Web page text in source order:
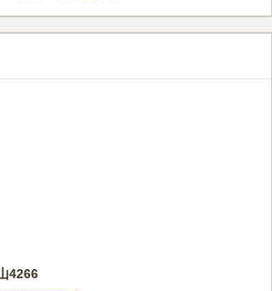
価されていません。
4266